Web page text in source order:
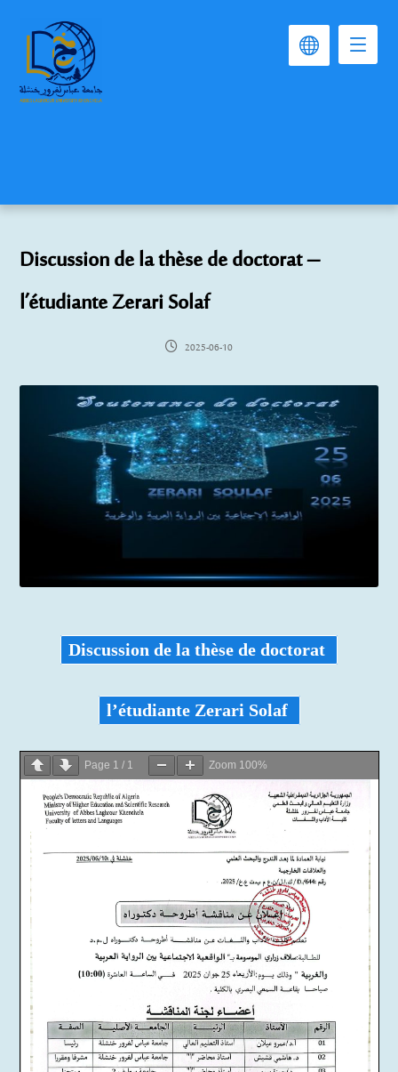
Discussion de la thèse de doctorat –
l’étudiante Zerari Solaf
2025-06-10
Discussion de la thèse de doctorat
l’étudiante Zerari Solaf
Page 1 / 1 Zoom 100%